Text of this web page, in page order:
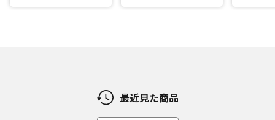
最近見た商品